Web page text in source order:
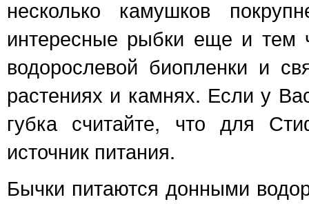
несколько камушков
интересные рыбки еще и тем
водорослевой биопленки и
растениях и камнях. Если у
губка считайте, что для
источник питания.
Бычки питаются донными